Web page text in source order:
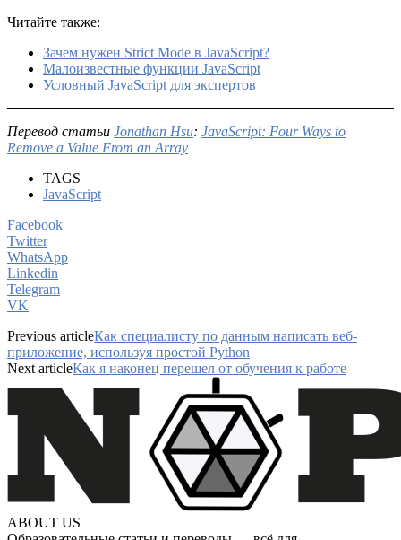
Читайте также:
Зачем нужен Strict Mode в JavaScript?
Малоизвестные функции JavaScript
Условный JavaScript для экспертов
Перевод статьи Jonathan Hsu: JavaScript: Four Ways to
Remove a Value From an Array
TAGS
JavaScript
Facebook
Twitter
WhatsApp
Linkedin
Telegram
VK
Previous articleКак специалисту по данным написать веб-
приложение, используя простой Python
Next articleКак я наконец перешел от обучения к работе
ABOUT US